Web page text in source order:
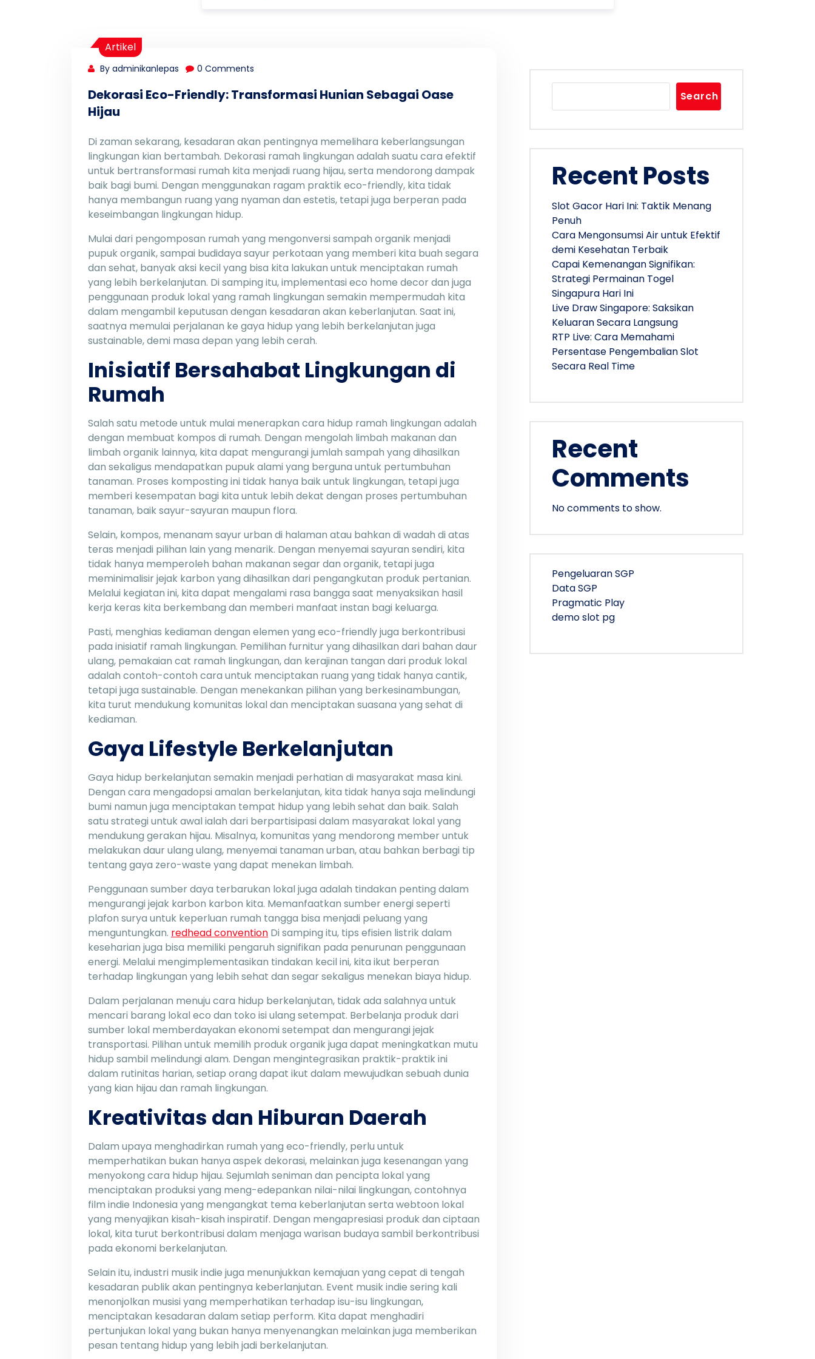
Artikel
By adminikanlepas 0 Comments
Dekorasi Eco-Friendly: Transformasi Hunian Sebagai Oase
Hijau
Di zaman sekarang, kesadaran akan pentingnya memelihara keberlangsungan
lingkungan kian bertambah. Dekorasi ramah lingkungan adalah suatu cara efektif
untuk bertransformasi rumah kita menjadi ruang hijau, serta mendorong dampak
baik bagi bumi. Dengan menggunakan ragam praktik eco-friendly, kita tidak
hanya membangun ruang yang nyaman dan estetis, tetapi juga berperan pada
keseimbangan lingkungan hidup.
Mulai dari pengomposan rumah yang mengonversi sampah organik menjadi
pupuk organik, sampai budidaya sayur perkotaan yang memberi kita buah segara
dan sehat, banyak aksi kecil yang bisa kita lakukan untuk menciptakan rumah
yang lebih berkelanjutan. Di samping itu, implementasi eco home decor dan juga
penggunaan produk lokal yang ramah lingkungan semakin mempermudah kita
dalam mengambil keputusan dengan kesadaran akan keberlanjutan. Saat ini,
saatnya memulai perjalanan ke gaya hidup yang lebih berkelanjutan juga
sustainable, demi masa depan yang lebih cerah.
Inisiatif Bersahabat Lingkungan di
Rumah
Salah satu metode untuk mulai menerapkan cara hidup ramah lingkungan adalah
dengan membuat kompos di rumah. Dengan mengolah limbah makanan dan
limbah organik lainnya, kita dapat mengurangi jumlah sampah yang dihasilkan
dan sekaligus mendapatkan pupuk alami yang berguna untuk pertumbuhan
tanaman. Proses komposting ini tidak hanya baik untuk lingkungan, tetapi juga
memberi kesempatan bagi kita untuk lebih dekat dengan proses pertumbuhan
tanaman, baik sayur-sayuran maupun flora.
Selain, kompos, menanam sayur urban di halaman atau bahkan di wadah di atas
teras menjadi pilihan lain yang menarik. Dengan menyemai sayuran sendiri, kita
tidak hanya memperoleh bahan makanan segar dan organik, tetapi juga
meminimalisir jejak karbon yang dihasilkan dari pengangkutan produk pertanian.
Melalui kegiatan ini, kita dapat mengalami rasa bangga saat menyaksikan hasil
kerja keras kita berkembang dan memberi manfaat instan bagi keluarga.
Pasti, menghias kediaman dengan elemen yang eco-friendly juga berkontribusi
pada inisiatif ramah lingkungan. Pemilihan furnitur yang dihasilkan dari bahan daur
ulang, pemakaian cat ramah lingkungan, dan kerajinan tangan dari produk lokal
adalah contoh-contoh cara untuk menciptakan ruang yang tidak hanya cantik,
tetapi juga sustainable. Dengan menekankan pilihan yang berkesinambungan,
kita turut mendukung komunitas lokal dan menciptakan suasana yang sehat di
kediaman.
Gaya Lifestyle Berkelanjutan
Gaya hidup berkelanjutan semakin menjadi perhatian di masyarakat masa kini.
Dengan cara mengadopsi amalan berkelanjutan, kita tidak hanya saja melindungi
bumi namun juga menciptakan tempat hidup yang lebih sehat dan baik. Salah
satu strategi untuk awal ialah dari berpartisipasi dalam masyarakat lokal yang
mendukung gerakan hijau. Misalnya, komunitas yang mendorong member untuk
melakukan daur ulang ulang, menyemai tanaman urban, atau bahkan berbagi tip
tentang gaya zero-waste yang dapat menekan limbah.
Penggunaan sumber daya terbarukan lokal juga adalah tindakan penting dalam
mengurangi jejak karbon karbon kita. Memanfaatkan sumber energi seperti
plafon surya untuk keperluan rumah tangga bisa menjadi peluang yang
menguntungkan. redhead convention Di samping itu, tips efisien listrik dalam
keseharian juga bisa memiliki pengaruh signifikan pada penurunan penggunaan
energi. Melalui mengimplementasikan tindakan kecil ini, kita ikut berperan
terhadap lingkungan yang lebih sehat dan segar sekaligus menekan biaya hidup.
Dalam perjalanan menuju cara hidup berkelanjutan, tidak ada salahnya untuk
mencari barang lokal eco dan toko isi ulang setempat. Berbelanja produk dari
sumber lokal memberdayakan ekonomi setempat dan mengurangi jejak
transportasi. Pilihan untuk memilih produk organik juga dapat meningkatkan mutu
hidup sambil melindungi alam. Dengan mengintegrasikan praktik-praktik ini
dalam rutinitas harian, setiap orang dapat ikut dalam mewujudkan sebuah dunia
yang kian hijau dan ramah lingkungan.
Kreativitas dan Hiburan Daerah
Dalam upaya menghadirkan rumah yang eco-friendly, perlu untuk
memperhatikan bukan hanya aspek dekorasi, melainkan juga kesenangan yang
menyokong cara hidup hijau. Sejumlah seniman dan pencipta lokal yang
menciptakan produksi yang meng-edepankan nilai-nilai lingkungan, contohnya
film indie Indonesia yang mengangkat tema keberlanjutan serta webtoon lokal
yang menyajikan kisah-kisah inspiratif. Dengan mengapresiasi produk dan ciptaan
lokal, kita turut berkontribusi dalam menjaga warisan budaya sambil berkontribusi
pada ekonomi berkelanjutan.
Selain itu, industri musik indie juga menunjukkan kemajuan yang cepat di tengah
kesadaran publik akan pentingnya keberlanjutan. Event musik indie sering kali
menonjolkan musisi yang memperhatikan terhadap isu-isu lingkungan,
menciptakan kesadaran dalam setiap perform. Kita dapat menghadiri
pertunjukan lokal yang bukan hanya menyenangkan melainkan juga memberikan
pesan tentang hidup yang lebih jadi berkelanjutan.
Search
Recent Posts
Slot Gacor Hari Ini: Taktik Menang
Penuh
Cara Mengonsumsi Air untuk Efektif
demi Kesehatan Terbaik
Capai Kemenangan Signifikan:
Strategi Permainan Togel
Singapura Hari Ini
Live Draw Singapore: Saksikan
Keluaran Secara Langsung
RTP Live: Cara Memahami
Persentase Pengembalian Slot
Secara Real Time
Recent
Comments
No comments to show.
Pengeluaran SGP
Data SGP
Pragmatic Play
demo slot pg